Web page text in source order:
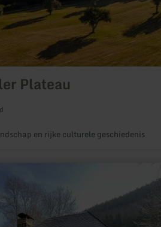
Plateau
en rijke culturele geschiedenis